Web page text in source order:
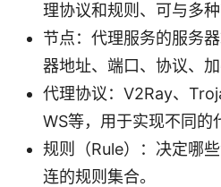
理协议和规则、可与多
节点：代理服务的服务
器地址、端口、协议、加
代理协议：V2Ray、
WS等，用于实现不同的
规则（Rule）：决定哪
连的规则集合。